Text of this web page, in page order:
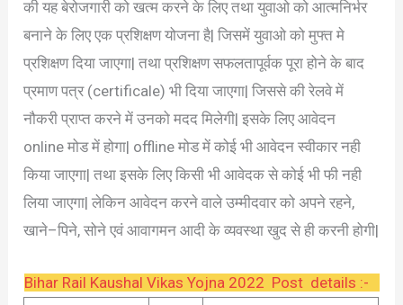
की यह बेरोजगारी को खत्म करने के लिए तथा युवाओ को आत्मनिर्भर
बनाने के लिए एक प्रशिक्षण योजना है| जिसमें युवाओ को मुफ्त मे
प्रशिक्षण दिया जाएगा| तथा प्रशिक्षण सफलतापूर्वक पूरा होने के बाद
प्रमाण पत्र (certificale) भी दिया जाएगा| जिससे की रेलवे में
नौकरी प्राप्त करने में उनको मदद मिलेगी| इसके लिए आवेदन
online मोड में होगा| offline मोड में कोई भी आवेदन स्वीकार नही
किया जाएगा| तथा इसके लिए किसी भी आवेदक से कोई भी फी नही
लिया जाएगा| लेकिन आवेदन करने वाले उम्मीदवार को अपने रहने,
खाने–पिने, सोने एवं आवागमन आदी के व्यवस्था खुद से ही करनी होगी|
Bihar Rail Kaushal Vikas Yojna 2022 Post details :-